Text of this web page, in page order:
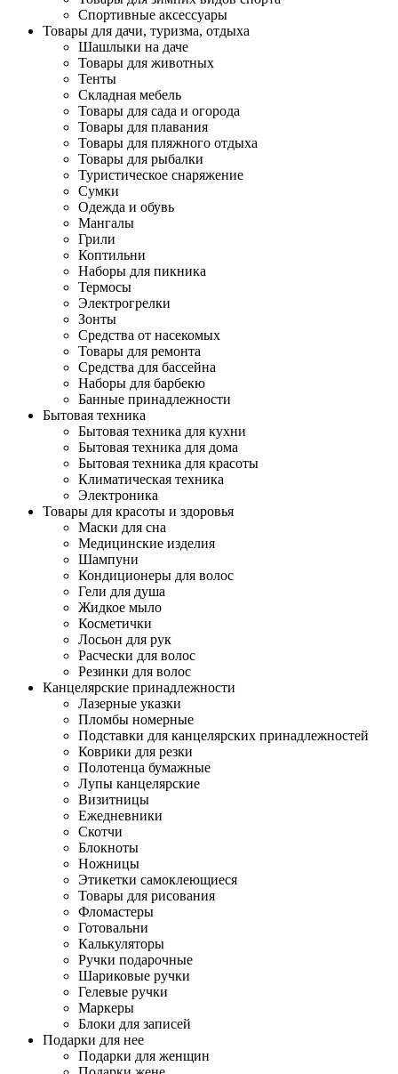
Спортивные аксессуары
Товары для дачи, туризма, отдыха
Шашлыки на даче
Товары для животных
Тенты
Складная мебель
Товары для сада и огорода
Товары для плавания
Товары для пляжного отдыха
Товары для рыбалки
Туристическое снаряжение
Сумки
Одежда и обувь
Мангалы
Грили
Коптильни
Наборы для пикника
Термосы
Электрогрелки
Зонты
Средства от насекомых
Товары для ремонта
Средства для бассейна
Наборы для барбекю
Банные принадлежности
Бытовая техника
Бытовая техника для кухни
Бытовая техника для дома
Бытовая техника для красоты
Климатическая техника
Электроника
Товары для красоты и здоровья
Маски для сна
Медицинские изделия
Шампуни
Кондиционеры для волос
Гели для душа
Жидкое мыло
Косметички
Лосьон для рук
Расчески для волос
Резинки для волос
Канцелярские принадлежности
Лазерные указки
Пломбы номерные
Подставки для канцелярских принадлежностей
Коврики для резки
Полотенца бумажные
Лупы канцелярские
Визитницы
Ежедневники
Скотчи
Блокноты
Ножницы
Этикетки самоклеющиеся
Товары для рисования
Фломастеры
Готовальни
Калькуляторы
Ручки подарочные
Шариковые ручки
Гелевые ручки
Маркеры
Блоки для записей
Подарки для нее
Подарки для женщин